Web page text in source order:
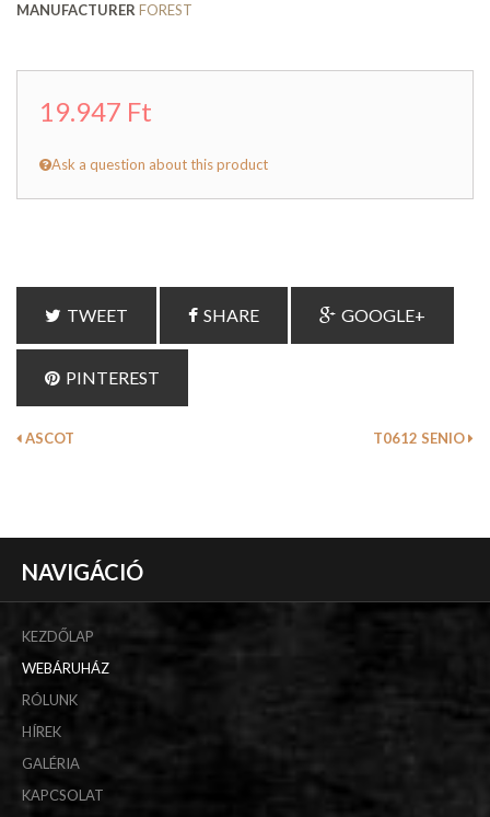
MANUFACTURERFOREST
19.947 Ft
Ask a question about this product
TWEET SHARE GOOGLE+
PINTEREST
ASCOT T0612 SENIO
NAVIGÁCIÓ
KEZDŐLAP
WEBÁRUHÁZ
RÓLUNK
HÍREK
GALÉRIA
KAPCSOLAT